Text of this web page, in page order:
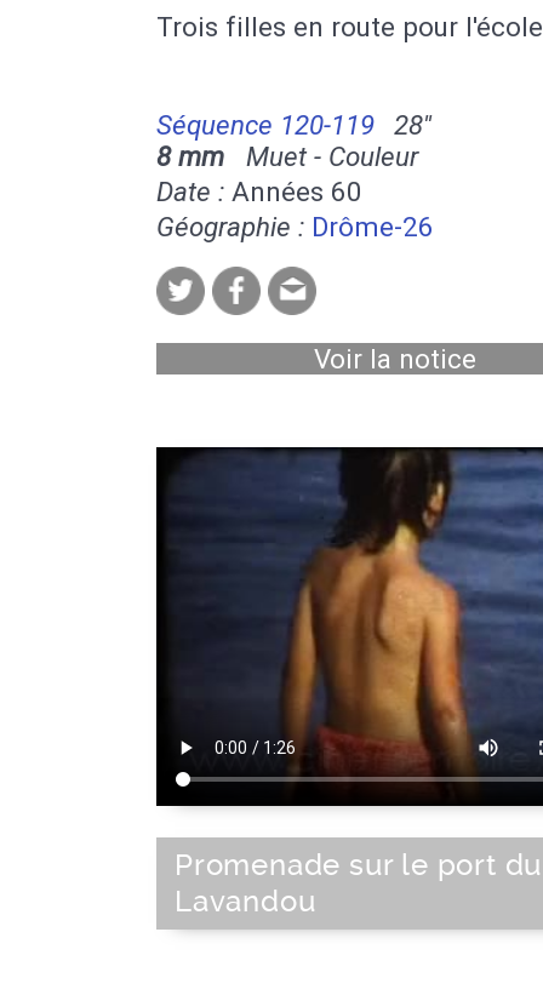
Trois filles en route pour
Séquence 120-119
28''
8 mm Muet - Couleur
Date : Années 60
Géographie : Drôme-26
Voir la notice
Promenade sur le port du
Lavandou